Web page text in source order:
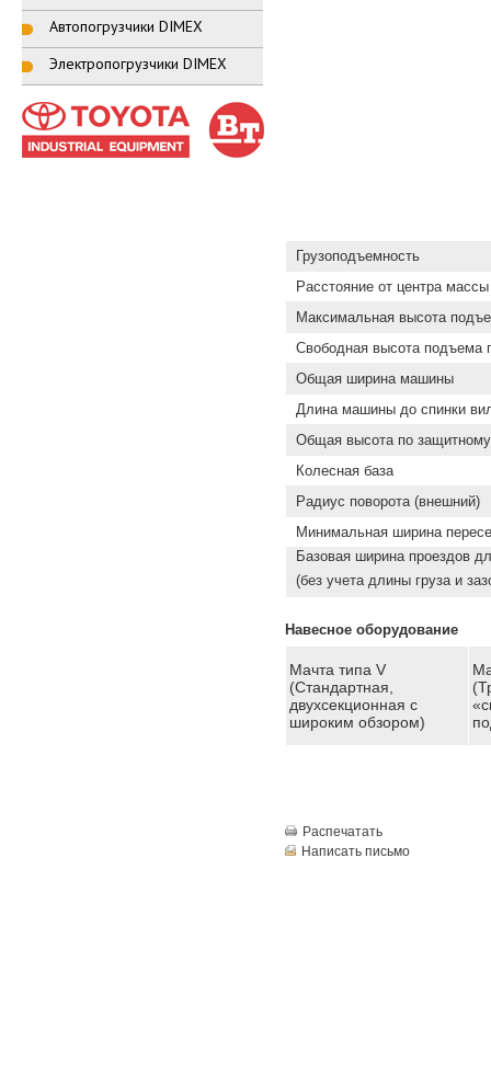
Автопогрузчики DIMEX
Электропогрузчики DIMEX
Грузоподъемность
Расстояние от центра
Максимальная высота
Свободная высота подъема
Общая ширина машины
Длина машины до спинки
Общая высота по
Колесная база
Радиус поворота (внешний)
Минимальная ширина
Базовая ширина проездов
(без учета длины груза и
Навесное оборудование
Мачта типа V
(Стандартная,
двухсекционная с
широким обзором)
Распечатать
Написать письмо